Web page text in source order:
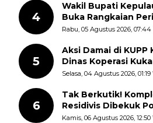
4
Wakil Bupati
Buka Rangkaian
Kemerdekaan RI,
Rabu, 05 Agustus 2026,
5
Aksi Damai di KUPP
Dinas Koperasi
dan Kesempatan
Selasa, 04 Agustus 2026,
6
Tak Berkutik!
Residivis Dibekuk
Curanmor Di
Kamis, 06 Agustus 2026,